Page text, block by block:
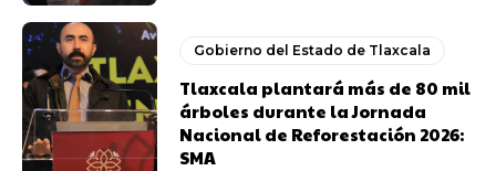
Gobierno del Estado de Tlaxcala
Tlaxcala plantará más de 80 mil
árboles durante la Jornada
Nacional de Reforestación 2026:
SMA